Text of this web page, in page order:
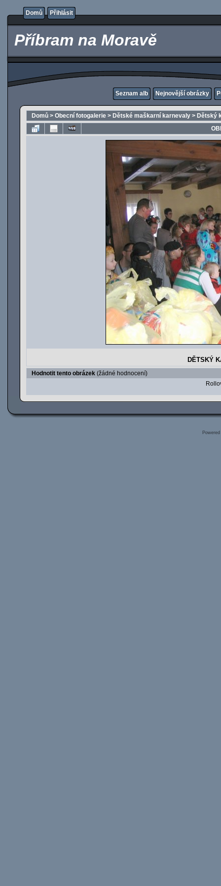
Domů Přihlásit
Příbram na Moravě
Seznam alb Nejnovější obrázky
Domů > Obecní fotogalerie > Dětské maškarní karnevaly > Dětský
DĚTSKÝ
Hodnotit tento obrázek (žádné hodnocení)